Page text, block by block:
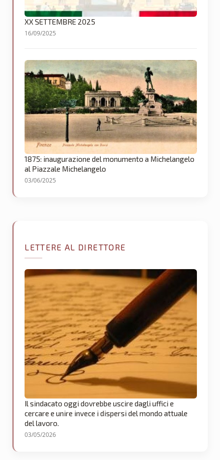
XX SETTEMBRE 2025
16/09/2025
1875: inaugurazione del monumento a Michelangelo
al Piazzale Michelangelo
03/06/2025
LETTERE AL DIRETTORE
Il sindacato oggi dovrebbe uscire dagli uffici e
cercare e unire invece i dispersi del mondo attuale
del lavoro.
03/05/2026